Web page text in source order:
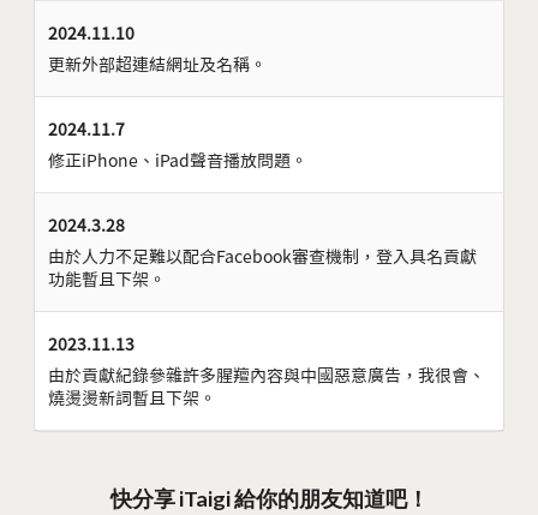
2024.11.10
更新外部超連結網址及名稱。
2024.11.7
修正iPhone、iPad聲音播放問題。
2024.3.28
由於人力不足難以配合Facebook審查機制，登入具名貢獻
功能暫且下架。
2023.11.13
由於貢獻紀錄參雜許多腥羶內容與中國惡意廣告，我很會、
燒燙燙新詞暫且下架。
快分享 iTaigi 給你的朋友知道吧！